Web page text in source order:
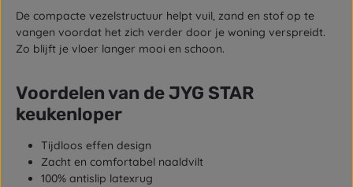
De compacte vezelstructuur helpt vuil, zand en stof op te
vangen voordat het zich verder door je woning verspreidt.
Zo blijft je vloer langer mooi en schoon.
Voordelen van de JYG STAR
keukenloper
Tijdloos effen design
Zacht en comfortabel naaldvilt
100% antislip latexrug